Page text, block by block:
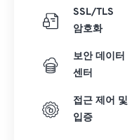
SSL/TLS
암호화
보안 데이터
센터
접근 제어 및
입증